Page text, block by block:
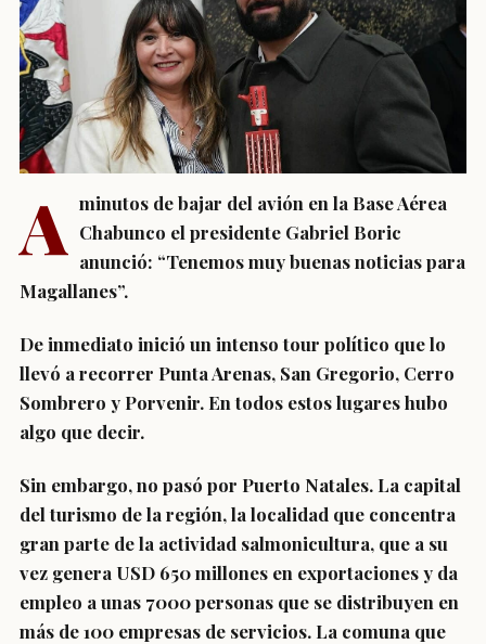
A minutos de bajar del avión en la Base Aérea
Chabunco el presidente Gabriel Boric
anunció: “Tenemos muy buenas noticias para
Magallanes”.
De inmediato inició un intenso tour político que lo
llevó a recorrer Punta Arenas, San Gregorio, Cerro
Sombrero y Porvenir. En todos estos lugares hubo
algo que decir.
Sin embargo, no pasó por Puerto Natales. La capital
del turismo de la región, la localidad que concentra
gran parte de la actividad salmonicultura, que a su
vez genera USD 650 millones en exportaciones y da
empleo a unas 7000 personas que se distribuyen en
más de 100 empresas de servicios. La comuna que